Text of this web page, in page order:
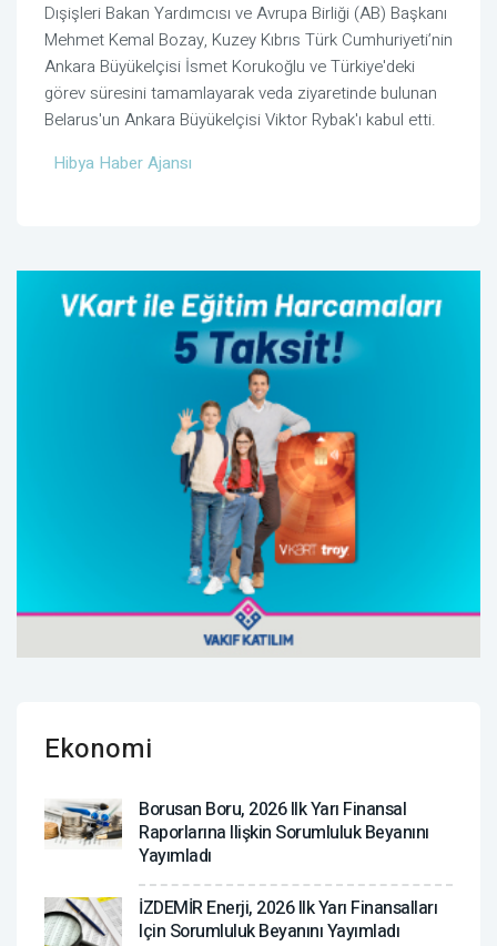
Dışişleri Bakan Yardımcısı ve Avrupa Birliği (AB) Başkanı
Mehmet Kemal Bozay, Kuzey Kıbrıs Türk Cumhuriyeti’nin
Ankara Büyükelçisi İsmet Korukoğlu ve Türkiye'deki
görev süresini tamamlayarak veda ziyaretinde bulunan
Belarus'un Ankara Büyükelçisi Viktor Rybak'ı kabul etti.
Hibya Haber Ajansı
Ekonomi
Borusan Boru, 2026 Ilk Yarı Finansal
Raporlarına Ilişkin Sorumluluk Beyanını
Yayımladı
İZDEMİR Enerji, 2026 Ilk Yarı Finansalları
Için Sorumluluk Beyanını Yayımladı